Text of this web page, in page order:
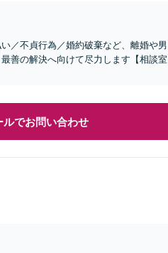
／不貞行為／婚約破棄など、離婚や男
善の解決へ向けて尽力します【相談室
ルでお問い合わせ